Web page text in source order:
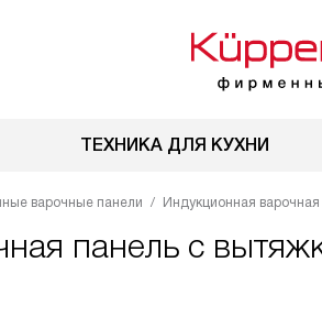
ТЕХНИКА ДЛЯ КУХНИ
варочные панели Индукционная
панель с